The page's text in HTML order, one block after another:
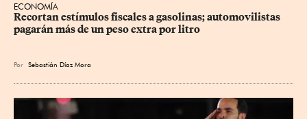
ECONOMÍA
Recortan estímulos fiscales a gasolinas; automovilistas
pagarán más de un peso extra por litro
Por Sebastián Díaz Mora